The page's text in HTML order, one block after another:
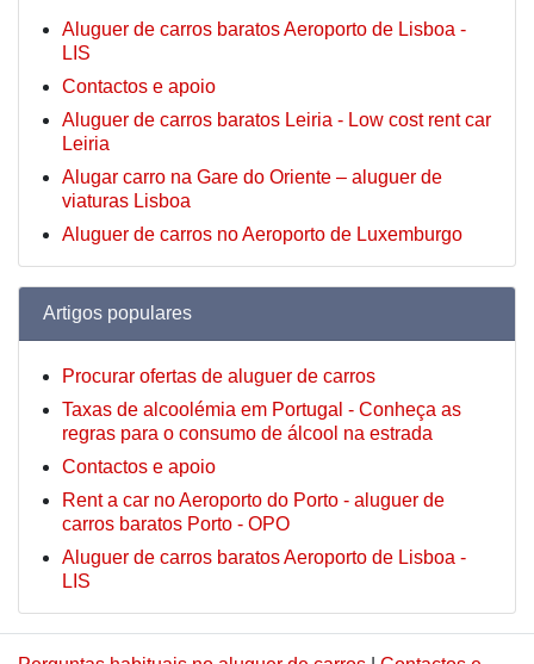
Aluguer de carros baratos Aeroporto de Lisboa -
LIS
Contactos e apoio
Aluguer de carros baratos Leiria - Low cost rent car
Leiria
Alugar carro na Gare do Oriente – aluguer de
viaturas Lisboa
Aluguer de carros no Aeroporto de Luxemburgo
Artigos populares
Procurar ofertas de aluguer de carros
Taxas de alcoolémia em Portugal - Conheça as
regras para o consumo de álcool na estrada
Contactos e apoio
Rent a car no Aeroporto do Porto - aluguer de
carros baratos Porto - OPO
Aluguer de carros baratos Aeroporto de Lisboa -
LIS